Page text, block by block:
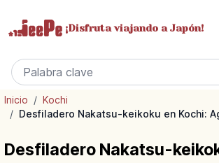
¡Disfrutaviajando a Japón!
Inicio / Kochi
/ Desfiladero Nakatsu-keikoku en Kochi:
Desfiladero Nakatsu-